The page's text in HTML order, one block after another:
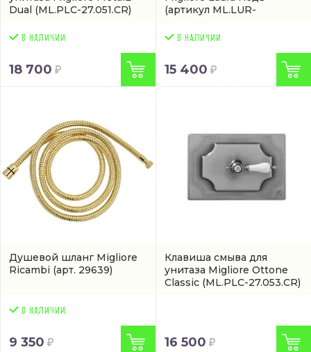
Dual (ML.PLC-27.051.CR)
18 700
(артикул ML.LUR-
15 400
Душевой шланг Migliore
Ricambi (арт. 29639)
9 350
Клавиша смыва для
унитаза Migliore Ottone
Classic (ML.PLC-27.053.CR)
16 500